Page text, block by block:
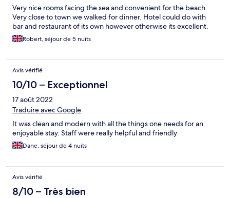
Very nice rooms facing the sea and convenient for the beach.
Very close to town we walked for dinner. Hotel could do with
bar and restaurant of its own however otherwise its excellent.
Robert, séjour de 5 nuits
Avis vérifié
10/10 – Exceptionnel
17 août 2022
Traduire avec Google
It was clean and modern with all the things one needs for an
enjoyable stay. Staff were really helpful and friendly
Dane, séjour de 4 nuits
Avis vérifié
8/10 – Très bien